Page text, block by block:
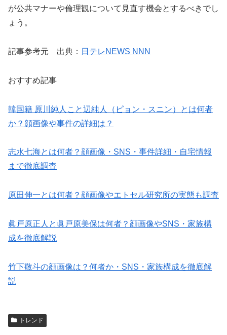
が公共マナーや倫理観について見直す機会とするべきでし
ょう。
記事参考元 出典： 日テレNEWS NNN
おすすめ記事
韓国籍 原川純人こと辺純人（ピョン・スニン）とは何者
か？顔画像や事件の詳細は？
志水七海とは何者？顔画像・SNS・事件詳細・自宅情報
まで徹底調査
原田伸一とは何者？顔画像やエトセル研究所の実態も調査
眞戸原正人と眞戸原美保は何者？顔画像やSNS・家族構
成を徹底解説
竹下敬斗の顔画像は？何者か・SNS・家族構成を徹底解
説
トレンド